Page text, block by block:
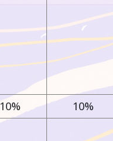
10% 10%